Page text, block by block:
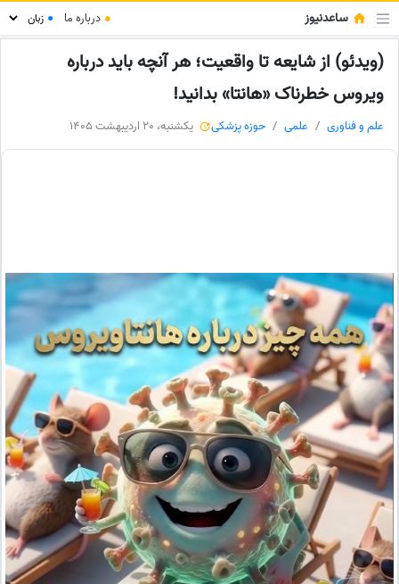
ساعدنیوز ● درباره ما ●
(ویدئو) از شایعه تا واقعیت؛ هر آنچه باید درباره
ویروس خطرناک «هانتا» بدانید!
علم و فناوری علمی حوزه پزشکی یکشنبه، 20 اردیبهشت 1405